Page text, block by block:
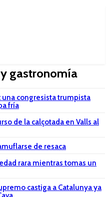
gastronomía
una congresista trumpista
fría
de la calçotada en Valls al
de resaca
rara mientras tomas un
castiga a Catalunya ya